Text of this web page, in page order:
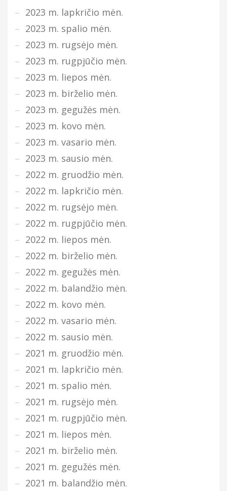
2023 m. lapkričio mėn.
2023 m. spalio mėn.
2023 m. rugsėjo mėn.
2023 m. rugpjūčio mėn.
2023 m. liepos mėn.
2023 m. birželio mėn.
2023 m. gegužės mėn.
2023 m. kovo mėn.
2023 m. vasario mėn.
2023 m. sausio mėn.
2022 m. gruodžio mėn.
2022 m. lapkričio mėn.
2022 m. rugsėjo mėn.
2022 m. rugpjūčio mėn.
2022 m. liepos mėn.
2022 m. birželio mėn.
2022 m. gegužės mėn.
2022 m. balandžio mėn.
2022 m. kovo mėn.
2022 m. vasario mėn.
2022 m. sausio mėn.
2021 m. gruodžio mėn.
2021 m. lapkričio mėn.
2021 m. spalio mėn.
2021 m. rugsėjo mėn.
2021 m. rugpjūčio mėn.
2021 m. liepos mėn.
2021 m. birželio mėn.
2021 m. gegužės mėn.
2021 m. balandžio mėn.